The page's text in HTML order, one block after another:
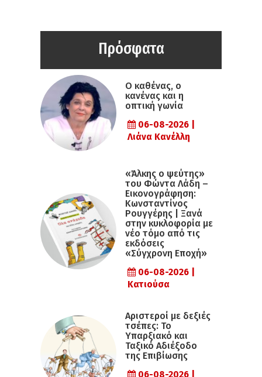
Πρόσφατα
Ο καθένας, ο
κανένας και η
οπτική γωνία
06-08-2026 |
Λιάνα Κανέλλη
«Άλκης ο ψεύτης»
του Φώντα Λάδη –
Εικονογράφηση:
Κωνσταντίνος
Ρουγγέρης | Ξανά
στην κυκλοφορία με
νέο τόμο από τις
εκδόσεις
«Σύγχρονη Εποχή»
06-08-2026 |
Κατιούσα
Αριστεροί με δεξιές
τσέπες: Το
Υπαρξιακό και
Ταξικό Αδιέξοδο
της Επιβίωσης
06-08-2026 |